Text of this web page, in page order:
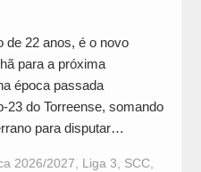
de 22 anos, é o novo
para a próxima
época passada
23 do Torreense, somando
para disputar…
2026/2027, Liga 3, SCC,